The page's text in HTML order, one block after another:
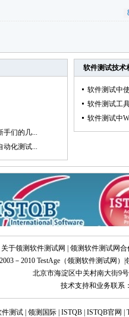
手们的几...
动化测试...
软件测试技术
软件测试中
软件测试工
软件测试中
关于领测软件测试网 |领测软件测试网
－2010 TestAge（领测软件测试网 ）|
北京市海淀区中关村南大街9
技术支持和业务联系
件测试 |领测国际 |ISTQB |ISTQB官网 |